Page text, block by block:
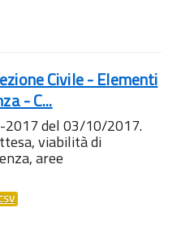
Civile - Elementi
- C...
2017 del 03/10/2017.
viabilità di
aree